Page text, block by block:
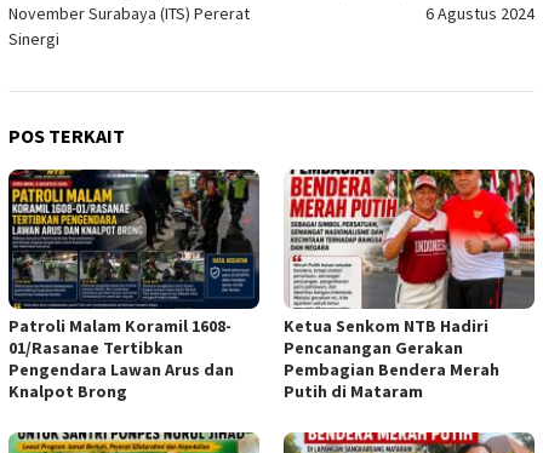
November Surabaya (ITS) Pererat
Sinergi
6 Agustus 2024
POS TERKAIT
Patroli Malam Koramil 1608-
01/Rasanae Tertibkan
Pengendara Lawan Arus dan
Knalpot Brong
Ketua Senkom NTB Hadiri
Pencanangan Gerakan
Pembagian Bendera Merah
Putih di Mataram